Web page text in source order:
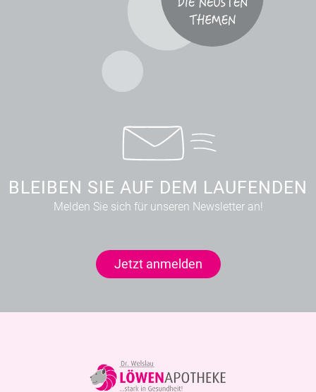
BLEIBEN SIE AUF DEM LAUFENDEN
Melden Sie sich für unseren Newsletter an!
Jetzt anmelden